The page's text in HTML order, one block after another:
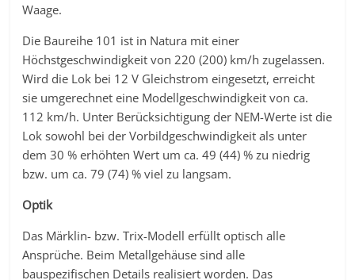
Waage.
Die Baureihe 101 ist in Natura mit einer
Höchstgeschwindigkeit von 220 (200) km/h zugelassen.
Wird die Lok bei 12 V Gleichstrom eingesetzt, erreicht
sie umgerechnet eine Modellgeschwindigkeit von ca.
112 km/h. Unter Berücksichtigung der NEM-Werte ist die
Lok sowohl bei der Vorbildgeschwindigkeit als unter
dem 30 % erhöhten Wert um ca. 49 (44) % zu niedrig
bzw. um ca. 79 (74) % viel zu langsam.
Optik
Das Märklin- bzw. Trix-Modell erfüllt optisch alle
Ansprüche. Beim Metallgehäuse sind alle
bauspezifischen Details realisiert worden. Das